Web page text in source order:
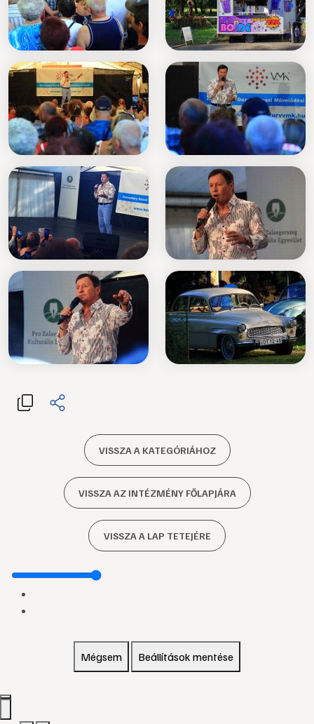
VISSZA A KATEGÓRIÁHOZ
VISSZA AZ INTÉZMÉNY FŐLAPJÁRA
VISSZA A LAP TETEJÉRE
Mégsem Beállítások mentése